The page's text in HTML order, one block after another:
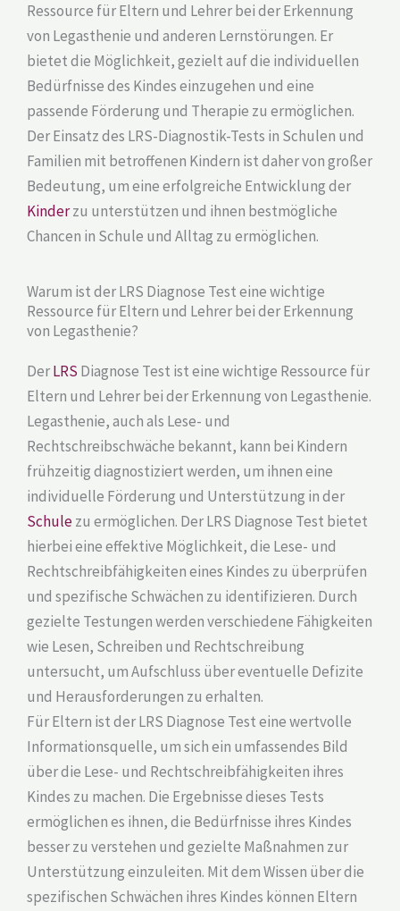
Ressource für Eltern und Lehrer bei der Erkennung
von Legasthenie und anderen Lernstörungen. Er
bietet die Möglichkeit, gezielt auf die individuellen
Bedürfnisse des Kindes einzugehen und eine
passende Förderung und Therapie zu ermöglichen.
Der Einsatz des LRS-Diagnostik-Tests in Schulen und
Familien mit betroffenen Kindern ist daher von großer
Bedeutung, um eine erfolgreiche Entwicklung der
Kinderzu unterstützen und ihnen bestmögliche
Chancen in Schule und Alltag zu ermöglichen.
Warum ist der LRS Diagnose Test eine wichtige
Ressource für Eltern und Lehrer bei der Erkennung
von Legasthenie?
DerLRS Diagnose Test ist eine wichtige Ressource für
Eltern und Lehrer bei der Erkennung von Legasthenie.
Legasthenie, auch als Lese- und
Rechtschreibschwäche bekannt, kann bei Kindern
frühzeitig diagnostiziert werden, um ihnen eine
individuelle Förderung und Unterstützung in der
Schulezu ermöglichen. Der LRS Diagnose Test bietet
hierbei eine effektive Möglichkeit, die Lese- und
Rechtschreibfähigkeiten eines Kindes zu überprüfen
und spezifische Schwächen zu identifizieren. Durch
gezielte Testungen werden verschiedene Fähigkeiten
wie Lesen, Schreiben und Rechtschreibung
untersucht, um Aufschluss über eventuelle Defizite
und Herausforderungen zu erhalten.
Für Eltern ist der LRS Diagnose Test eine wertvolle
Informationsquelle, um sich ein umfassendes Bild
über die Lese- und Rechtschreibfähigkeiten ihres
Kindes zu machen. Die Ergebnisse dieses Tests
ermöglichen es ihnen, die Bedürfnisse ihres Kindes
besser zu verstehen und gezielte Maßnahmen zur
Unterstützung einzuleiten. Mit dem Wissen über die
spezifischen Schwächen ihres Kindes können Eltern